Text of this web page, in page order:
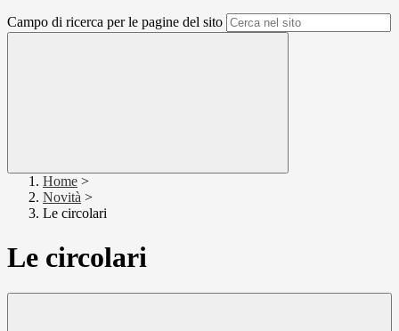
Campo di ricerca per le pagine del sito
Home >
Novità >
Le circolari
Le circolari